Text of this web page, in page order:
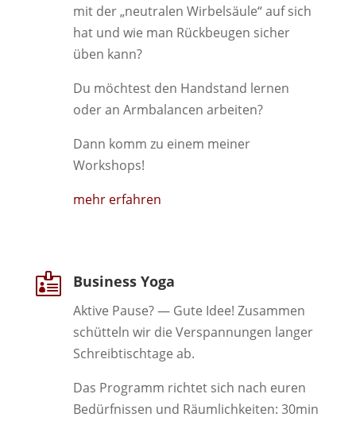
mit der „neutralen Wirbelsäule“ auf sich
hat und wie man Rückbeugen sicher
üben kann?
Du möchtest den Handstand lernen
oder an Armbalancen arbeiten?
Dann komm zu einem meiner
Workshops!
mehr erfahren
 Business Yoga
Aktive Pause?— Gute Idee! Zusammen
schütteln wir die Verspannungen langer
Schreibtischtage ab.
Das Programm richtet sich nach euren
Bedürfnissen und Räumlichkeiten: 30min